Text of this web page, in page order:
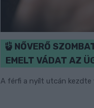
NŐVERŐ
EMELT VÁDAT AZ
A férfi a nyílt utcán kezdte